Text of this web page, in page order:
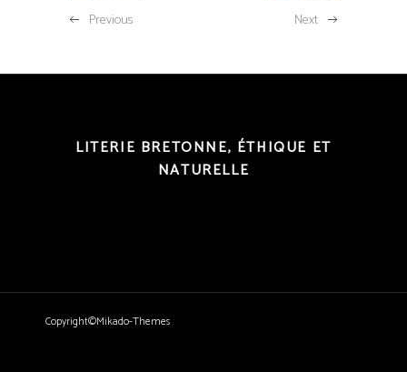
Previous Next
LITERIE BRETONNE, ÉTHIQUE ET
NATURELLE
Copyright©Mikado-Themes